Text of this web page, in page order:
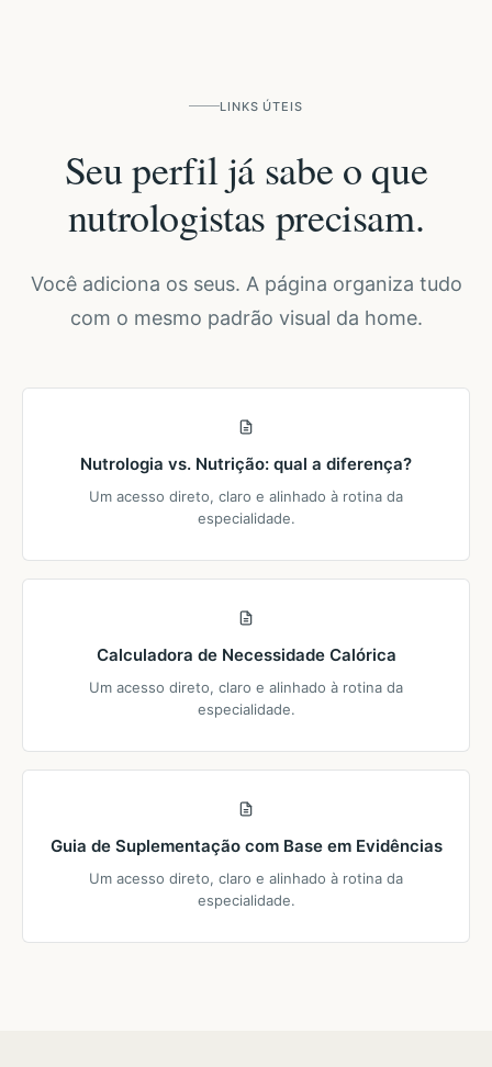
LINKS ÚTEIS
Seu perfil já sabe o que
nutrologistas precisam.
Você adiciona os seus. A página organiza tudo
com o mesmo padrão visual da home.
Nutrologia vs. Nutrição: qual a diferença?
Um acesso direto, claro e alinhado à rotina da
especialidade.
Calculadora de Necessidade Calórica
Um acesso direto, claro e alinhado à rotina da
especialidade.
Guia de Suplementação com Base em Evidências
Um acesso direto, claro e alinhado à rotina da
especialidade.